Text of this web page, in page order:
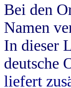
Bei den
Namen
In dieser
deutsche
liefert